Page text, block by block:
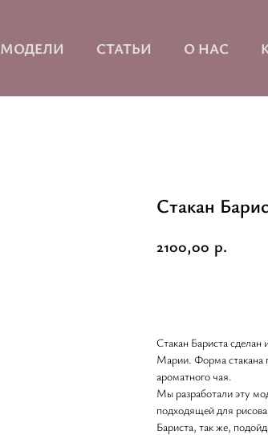
МОДЕЛИ СТАТЬИ О НАС
Стакан
2100,00 р.
Стакан Бариста
Марии. Форма стакана
ароматного чая.
Мы разработали эту
подходящей для
Бариста, так же,